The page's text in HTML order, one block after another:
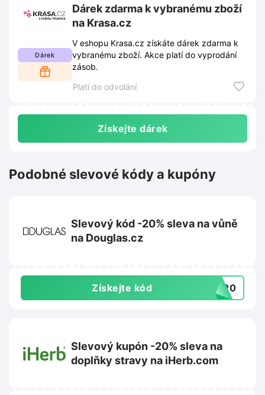
Dárek
Dárek zdarma k vybranému zboží
na Krasa.cz
V eshopu Krasa.cz získáte dárek zdarma k
vybranému zboží. Akce platí do vyprodání
zásob.
Platí do odvolání
Získejte dárek
Podobné slevové kódy a kupóny
Slevový kód -20% sleva na vůně
na Douglas.cz
Získejte kód PY20
Slevový kupón -20% sleva na
doplňky stravy na iHerb.com